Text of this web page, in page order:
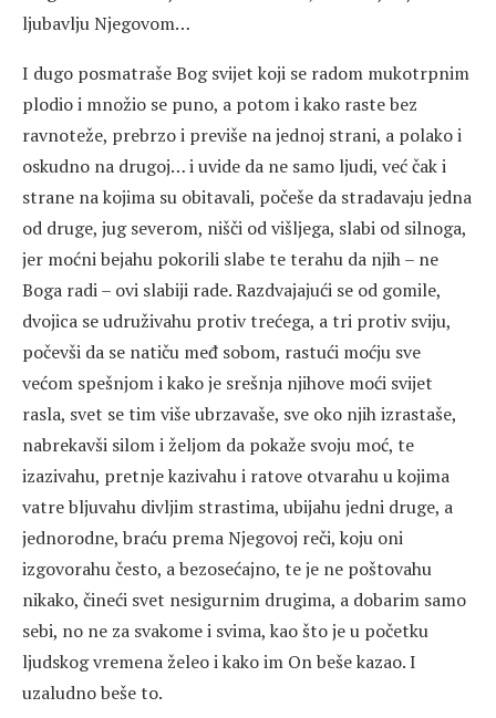
ljubavlju Njegovom…
I dugo posmatraše Bog svijet koji se radom mukotrpnim
plodio i množio se puno, a potom i kako raste bez
ravnoteže, prebrzo i previše na jednoj strani, a polako i
oskudno na drugoj… i uvide da ne samo ljudi, već čak i
strane na kojima su obitavali, počeše da stradavaju jedna
od druge, jug severom, nišči od višljega, slabi od silnoga,
jer moćni bejahu pokorili slabe te terahu da njih – ne
Boga radi – ovi slabiji rade. Razdvajajući se od gomile,
dvojica se udruživahu protiv trećega, a tri protiv sviju,
počevši da se natiču međ sobom, rastući moćju sve
većom spešnjom i kako je srešnja njihove moći svijet
rasla, svet se tim više ubrzavaše, sve oko njih izrastaše,
nabrekavši silom i željom da pokaže svoju moć, te
izazivahu, pretnje kazivahu i ratove otvarahu u kojima
vatre bljuvahu divljim strastima, ubijahu jedni druge, a
jednorodne, braću prema Njegovoj reči, koju oni
izgovorahu često, a bezosećajno, te je ne poštovahu
nikako, čineći svet nesigurnim drugima, a dobarim samo
sebi, no ne za svakome i svima, kao što je u početku
ljudskog vremena želeo i kako im On beše kazao. I
uzaludno beše to.